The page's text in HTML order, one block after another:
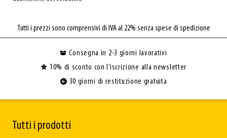
Tutti i prezzi sono comprensivi di IVA al 22% senza spese di spedizione
Consegna in 2-3 giorni lavorativi
10% di sconto con l’iscrizione alla newsletter
30 giorni di restituzione gratuita
Tutti i prodotti